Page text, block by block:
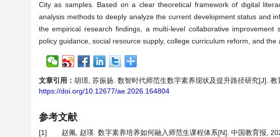
City as samples. Based on a clear theoretical framework of digital
analysis methods to deeply analyze the current development status and
the empirical research findings, a multi-level collaborative
policy guidance, social resource supply, college curriculum reform, and
文章引用： 胡璟, 苏振扬. 数智时代师范生数字素养现状及提升路径研究[J].
https://doi.org/10.12677/ae.2026.164804
参考文献
[1]
赵佩, 赵瑛. 数字素养培养如何融入师范生课程体系[N]. 中国教育报,